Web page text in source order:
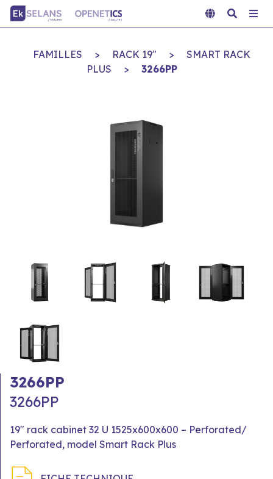
FAMILLES > RACK 19" >
SMART RACK
PLUS
> 3266PP
3266PP
3266PP
19" rack cabinet 32 U 1525x600x600 – Perforated/
Perforated, model Smart Rack Plus